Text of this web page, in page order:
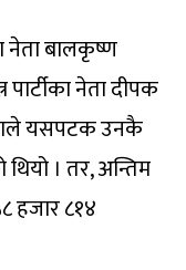
नेता बालकृष्ण
पार्टीका नेता दीपक
यसपटक उनकै
थियो । तर, अन्तिम
हजार ८१४